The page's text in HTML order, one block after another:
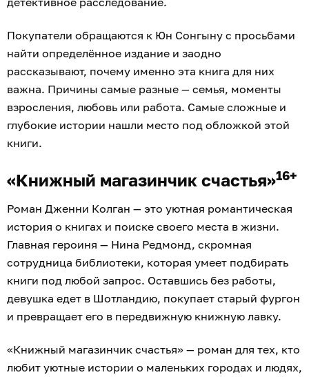
Покупатели обращаются к Юн Сонгыну с просьбами
найти определённое издание и заодно
рассказывают, почему именно эта книга для них
важна. Причины самые разные — семья, моменты
взросления, любовь или работа. Самые сложные и
глубокие истории нашли место под обложкой этой
книги.
«Книжный магазинчик счастья»16+
Роман Дженни Колган — это уютная романтическая
история о книгах и поиске своего места в жизни.
Главная героиня — Нина Редмонд, скромная
сотрудница библиотеки, которая умеет подбирать
книги под любой запрос. Оставшись без работы,
девушка едет в Шотландию, покупает старый фургон
и превращает его в передвижную книжную лавку.
«Книжный магазинчик счастья» — роман для тех, кто
любит уютные истории о маленьких городах и людях,